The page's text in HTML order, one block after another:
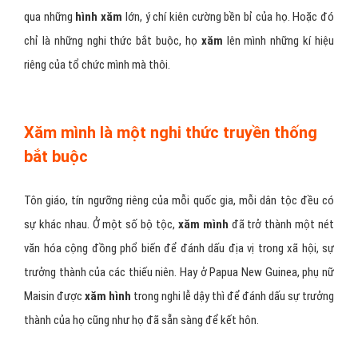
qua những hình xăm lớn, ý chí kiên cường bền bỉ của họ. Hoặc đó
chỉ là những nghi thức bắt buộc, họ xăm lên mình những kí hiệu
riêng của tổ chức mình mà thôi.
Xăm mình là một nghi thức truyền thống
bắt buộc
Tôn giáo, tín ngưỡng riêng của mỗi quốc gia, mỗi dân tộc đều có
sự khác nhau. Ở một số bộ tộc, xăm mình đã trở thành một nét
văn hóa cộng đồng phổ biến để đánh dấu địa vị trong xã hội, sự
trưởng thành của các thiếu niên. Hay ở Papua New Guinea, phụ nữ
Maisin được xăm hình trong nghi lễ dậy thì để đánh dấu sự trưởng
thành của họ cũng như họ đã sẵn sàng để kết hôn.